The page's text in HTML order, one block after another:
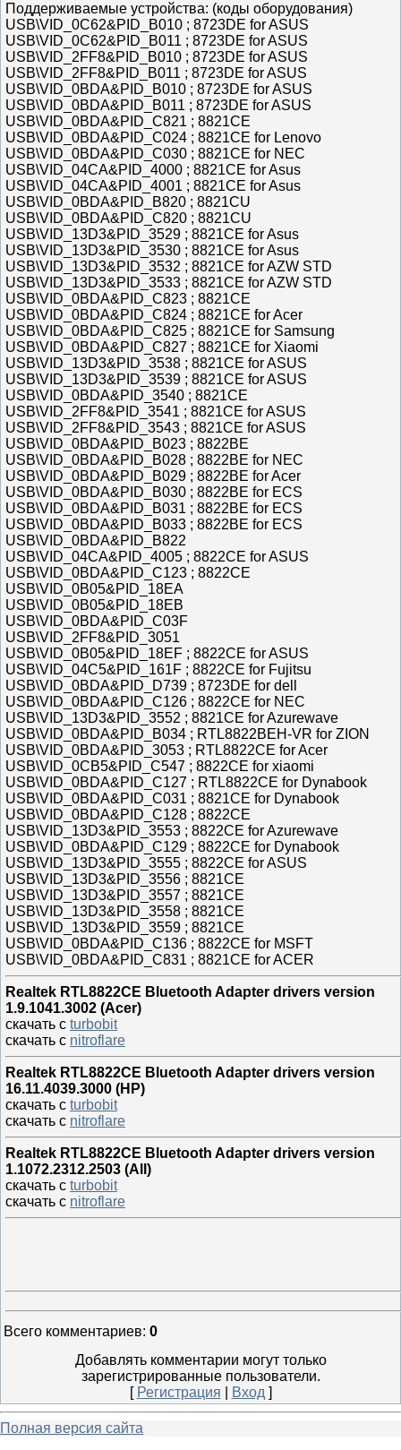
Поддерживаемые устройства: (коды оборудования)
USB\VID_0C62&PID_B010 ; 8723DE for ASUS
USB\VID_0C62&PID_B011 ; 8723DE for ASUS
USB\VID_2FF8&PID_B010 ; 8723DE for ASUS
USB\VID_2FF8&PID_B011 ; 8723DE for ASUS
USB\VID_0BDA&PID_B010 ; 8723DE for ASUS
USB\VID_0BDA&PID_B011 ; 8723DE for ASUS
USB\VID_0BDA&PID_C821 ; 8821CE
USB\VID_0BDA&PID_C024 ; 8821CE for Lenovo
USB\VID_0BDA&PID_C030 ; 8821CE for NEC
USB\VID_04CA&PID_4000 ; 8821CE for Asus
USB\VID_04CA&PID_4001 ; 8821CE for Asus
USB\VID_0BDA&PID_B820 ; 8821CU
USB\VID_0BDA&PID_C820 ; 8821CU
USB\VID_13D3&PID_3529 ; 8821CE for Asus
USB\VID_13D3&PID_3530 ; 8821CE for Asus
USB\VID_13D3&PID_3532 ; 8821CE for AZW STD
USB\VID_13D3&PID_3533 ; 8821CE for AZW STD
USB\VID_0BDA&PID_C823 ; 8821CE
USB\VID_0BDA&PID_C824 ; 8821CE for Acer
USB\VID_0BDA&PID_C825 ; 8821CE for Samsung
USB\VID_0BDA&PID_C827 ; 8821CE for Xiaomi
USB\VID_13D3&PID_3538 ; 8821CE for ASUS
USB\VID_13D3&PID_3539 ; 8821CE for ASUS
USB\VID_0BDA&PID_3540 ; 8821CE
USB\VID_2FF8&PID_3541 ; 8821CE for ASUS
USB\VID_2FF8&PID_3543 ; 8821CE for ASUS
USB\VID_0BDA&PID_B023 ; 8822BE
USB\VID_0BDA&PID_B028 ; 8822BE for NEC
USB\VID_0BDA&PID_B029 ; 8822BE for Acer
USB\VID_0BDA&PID_B030 ; 8822BE for ECS
USB\VID_0BDA&PID_B031 ; 8822BE for ECS
USB\VID_0BDA&PID_B033 ; 8822BE for ECS
USB\VID_0BDA&PID_B822
USB\VID_04CA&PID_4005 ; 8822CE for ASUS
USB\VID_0BDA&PID_C123 ; 8822CE
USB\VID_0B05&PID_18EA
USB\VID_0B05&PID_18EB
USB\VID_0BDA&PID_C03F
USB\VID_2FF8&PID_3051
USB\VID_0B05&PID_18EF ; 8822CE for ASUS
USB\VID_04C5&PID_161F ; 8822CE for Fujitsu
USB\VID_0BDA&PID_D739 ; 8723DE for dell
USB\VID_0BDA&PID_C126 ; 8822CE for NEC
USB\VID_13D3&PID_3552 ; 8821CE for Azurewave
USB\VID_0BDA&PID_B034 ; RTL8822BEH-VR for ZION
USB\VID_0BDA&PID_3053 ; RTL8822CE for Acer
USB\VID_0CB5&PID_C547 ; 8822CE for xiaomi
USB\VID_0BDA&PID_C127 ; RTL8822CE for Dynabook
USB\VID_0BDA&PID_C031 ; 8821CE for Dynabook
USB\VID_0BDA&PID_C128 ; 8822CE
USB\VID_13D3&PID_3553 ; 8822CE for Azurewave
USB\VID_0BDA&PID_C129 ; 8822CE for Dynabook
USB\VID_13D3&PID_3555 ; 8822CE for ASUS
USB\VID_13D3&PID_3556 ; 8821CE
USB\VID_13D3&PID_3557 ; 8821CE
USB\VID_13D3&PID_3558 ; 8821CE
USB\VID_13D3&PID_3559 ; 8821CE
USB\VID_0BDA&PID_C136 ; 8822CE for MSFT
USB\VID_0BDA&PID_C831 ; 8821CE for ACER
Realtek RTL8822CE Bluetooth Adapter drivers version
1.9.1041.3002 (Acer)
скачать с turbobit
скачать с nitroflare
Realtek RTL8822CE Bluetooth Adapter drivers version
16.11.4039.3000 (HP)
скачать с turbobit
скачать с nitroflare
Realtek RTL8822CE Bluetooth Adapter drivers version
1.1072.2312.2503 (All)
скачать с turbobit
скачать с nitroflare
Всего комментариев: 0
Добавлять комментарии могут только
зарегистрированные пользователи.
[ Регистрация Вход ]
Полная версия сайта